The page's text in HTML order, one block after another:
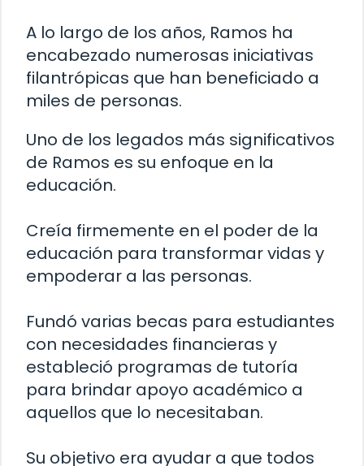
A lo largo de los años, Ramos ha
encabezado numerosas iniciativas
filantrópicas que han beneficiado a
miles de personas.
Uno de los legados más significativos
de Ramos es su enfoque en la
educación.
Creía firmemente en el poder de la
educación para transformar vidas y
empoderar a las personas.
Fundó varias becas para estudiantes
con necesidades financieras y
estableció programas de tutoría
para brindar apoyo académico a
aquellos que lo necesitaban.
Su objetivo era ayudar a que todos